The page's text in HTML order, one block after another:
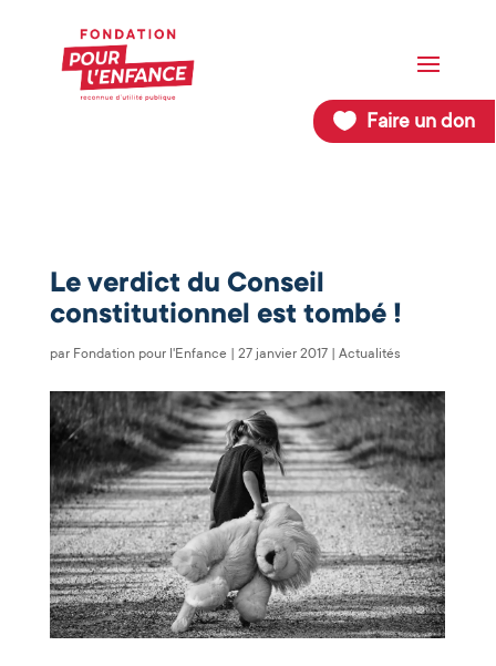
Faire un don
Le verdict du Conseil
constitutionnel est tombé !
par Fondation pour l'Enfance 27 janvier 2017| Actualités